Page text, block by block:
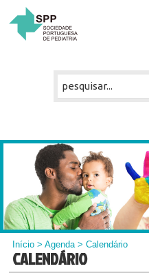
Início >Agenda> Calendário
CALENDÁRIO